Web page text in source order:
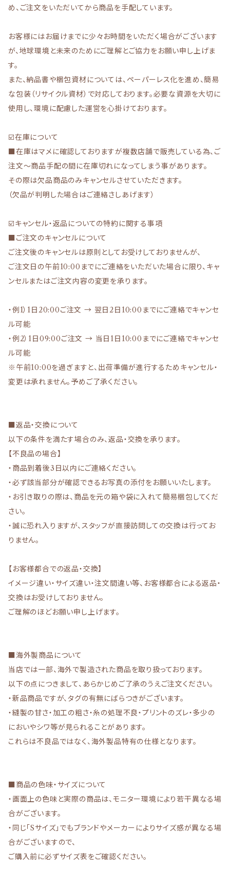
め、ご注文をいただいてから商品を手配しています。
お客様にはお届けまでに少々お時間をいただく場合がございます
が、地球環境と未来のためにご理解とご協力をお願い申し上げま
す。
また、納品書や梱包資材については、ペーパーレス化を進め、簡易
な包装（リサイクル資材）で対応しております。必要な資源を大切に
使用し、環境に配慮した運営を心掛けております。
☑️在庫について
■在庫はマメに確認しておりますが複数店舗で販売している為、ご
注文～商品手配の間に在庫切れになってしまう事があります。
その際は欠品商品のみキャンセルさせていただきます。
（欠品が判明した場合はご連絡さしあげます）
☑️キャンセル・返品についての特約に関する事項
■ご注文のキャンセルについて
ご注文後のキャンセルは原則としてお受けしておりませんが、
ご注文日の午前10:00までにご連絡をいただいた場合に限り、キャ
ンセルまたはご注文内容の変更を承ります。
・例1）1日20:00ご注文 → 翌日2日10:00までにご連絡でキャンセ
ル可能
・例2）1日09:00ご注文 → 当日1日10:00までにご連絡でキャンセ
ル可能
※午前10:00を過ぎますと、出荷準備が進行するためキャンセル・
変更は承れません。予めご了承ください。
■返品・交換について
以下の条件を満たす場合のみ、返品・交換を承ります。
【不良品の場合】
・商品到着後3日以内にご連絡ください。
・必ず該当部分が確認できるお写真の添付をお願いいたします。
・お引き取りの際は、商品を元の箱や袋に入れて簡易梱包してくだ
さい。
・誠に恐れ入りますが、スタッフが直接訪問しての交換は行ってお
りません。
【お客様都合での返品・交換】
イメージ違い・サイズ違い・注文間違い等、お客様都合による返品・
交換はお受けしておりません。
ご理解のほどお願い申し上げます。
■海外製商品について
当店では一部、海外で製造された商品を取り扱っております。
以下の点につきまして、あらかじめご了承のうえご注文ください。
・新品商品ですが、タグの有無にばらつきがございます。
・縫製の甘さ・加工の粗さ・糸の処理不良・プリントのズレ・多少の
においやシワ等が見られることがあります。
これらは不良品ではなく、海外製品特有の仕様となります。
■商品の色味・サイズについて
・画面上の色味と実際の商品は、モニター環境により若干異なる場
合がございます。
・同じ「Sサイズ」でもブランドやメーカーによりサイズ感が異なる場
合がございますので、
ご購入前に必ずサイズ表をご確認ください。